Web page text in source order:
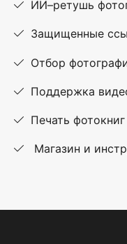
ИИ–ретушь
Защищенные
Отбор
Поддержка
Печать
Магазин и